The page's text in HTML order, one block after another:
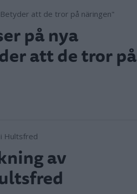
på nya
att de tror på
av